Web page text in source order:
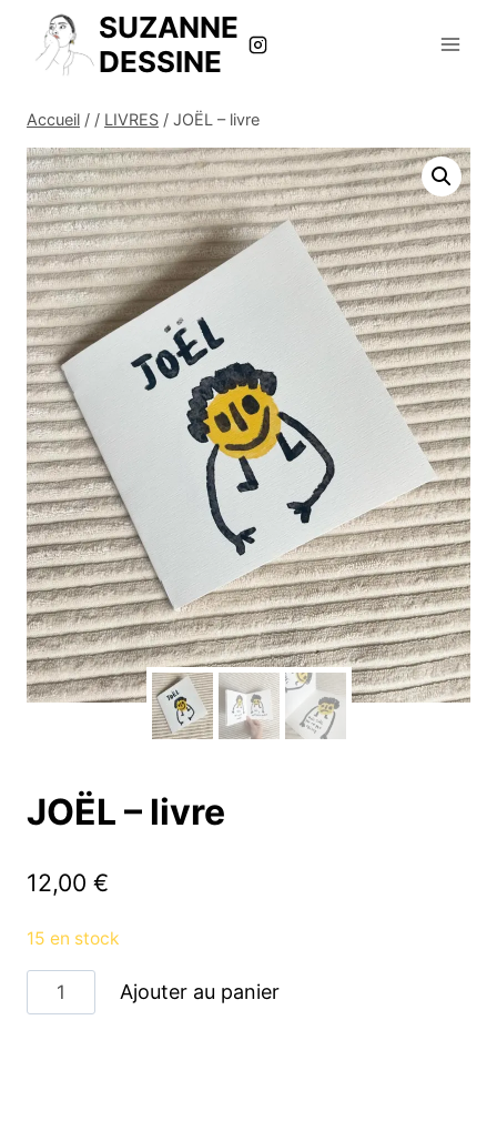
contenu
SUZANNE
DESSINE
Accueil / / LIVRES / JOËL – livre
JOËL – livre
12,00 €
15 en stock
quantité
de
Ajouter au panier